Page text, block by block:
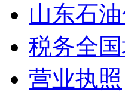
山东石
税务全
营业执照